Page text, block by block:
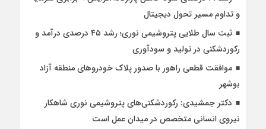
و تداوم مسیر تحول دیجیتال
ثبت سال طلایی پتروشیمی نوری؛ رشد ۴۵ درصدی درآمد و
رکوردشکنی در تولید و سودآوری
موافقت قطعی راهور با صدور پلاک خودروهای منطقه آزاد
بوشهر
دکتر جمشیدی: رکوردشکنی‌های پتروشیمی نوری شاهکار
نیروی انسانی متخصص در میدان عمل است